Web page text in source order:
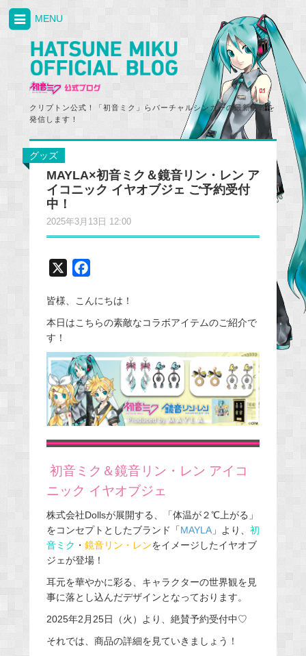
クリプトン公式！「初音ミク」らバーチャルシンガーの最新情報を
発信します！
MENU
グッズ
MAYLA×初音ミク＆鏡音リン・レン ア
イコニック イヤオブジェ ご予約受付
中！
2025年3月13日 12:00
c
e
o
o
k
皆様、こんにちは！
本日はこちらの素敵なコラボアイテムのご紹介で
す！
初音ミク＆鏡音リン・レン アイコ
ニック イヤオブジェ
株式会社Dollsが展開する、「体温が２℃上がる」
をコンセプトとしたブランド「MAYLA」より、 初
音ミク ・ 鏡音リン・レンをイメージしたイヤオブ
ジェが登場！
耳元を華やかに彩る、キャラクターの世界観を見
事に落とし込んだデザインとなっております。
2025年2月25日（火）より、絶賛予約受付中♡
それでは、商品の詳細を見ていきましょう！